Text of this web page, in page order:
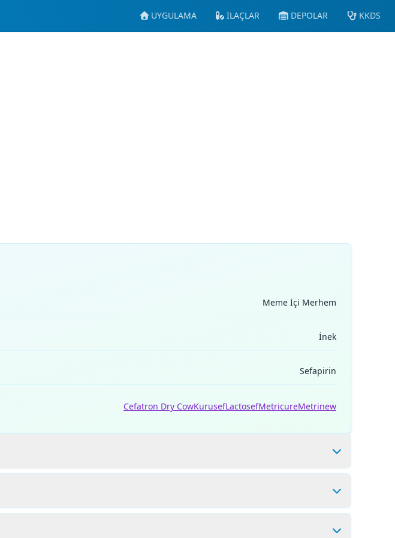
UYGULAMA İLAÇLAR DEPOLAR KKDS
Meme İçi Merhem
İnek
Sefapirin
Cefatron Dry CowKurusefLactosefMetricureMetrinew